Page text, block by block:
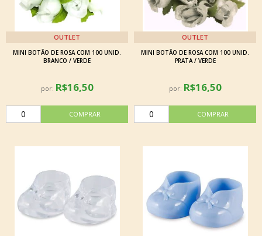
OUTLET
MINI BOTÃO DE ROSA COM 100 UNID.
BRANCO / VERDE
por: R$16,50
OUTLET
MINI BOTÃO DE ROSA COM 100 UNID.
PRATA / VERDE
por: R$16,50